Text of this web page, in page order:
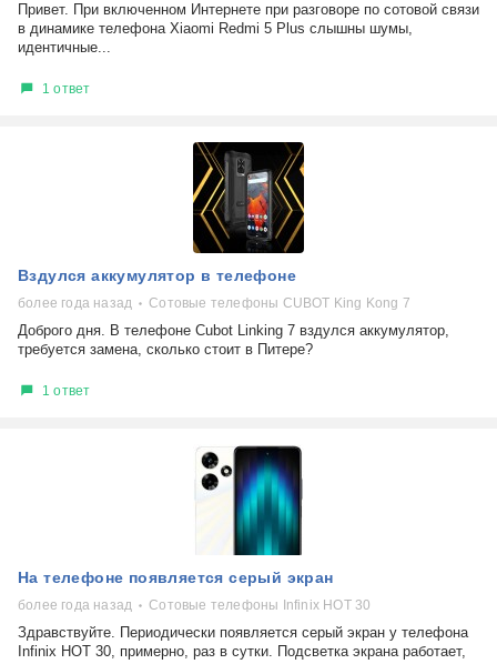
Привет. При включенном Интернете при разговоре по сотовой связи
в динамике телефона Xiaomi Redmi 5 Plus слышны шумы,
идентичные...
1 ответ
Вздулся аккумулятор в телефоне
более года назад Сотовые телефоны CUBOT King Kong 7
Доброго дня. В телефоне Cubot Linking 7 вздулся аккумулятор,
требуется замена, сколько стоит в Питере?
1 ответ
На телефоне появляется серый экран
более года назад Сотовые телефоны Infinix HOT 30
Здравствуйте. Периодически появляется серый экран у телефона
Infinix HOT 30, примерно, раз в сутки. Подсветка экрана работает,